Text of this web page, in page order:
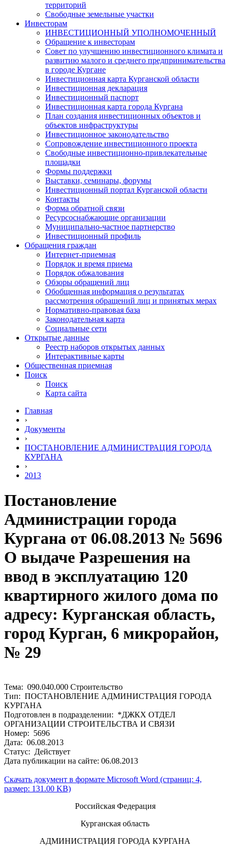
территорий
Свободные земельные участки
Инвесторам
ИНВЕСТИЦИОННЫЙ УПОЛНОМОЧЕННЫЙ
Обращение к инвесторам
Совет по улучшению инвестиционного климата и
развитию малого и среднего предпринимательства
в городе Кургане
Инвестиционная карта Курганской области
Инвестиционная декларация
Инвестиционный паспорт
Инвестиционная карта города Кургана
План создания инвестиционных объектов и
объектов инфраструктуры
Инвестиционное законодательство
Сопровождение инвестиционного проекта
Свободные инвестиционно-привлекательные
площадки
Формы поддержки
Выставки, семинары, форумы
Инвестиционный портал Курганской области
Контакты
Форма обратной связи
Ресурсоснабжающие организации
Муниципально-частное партнерство
Инвестиционный профиль
Обращения граждан
Интернет-приемная
Порядок и время приема
Порядок обжалования
Обзоры обращений лиц
Обобщенная информация о результатах
рассмотрения обращений лиц и принятых мерах
Нормативно-правовая база
Законодательная карта
Социальные сети
Открытые данные
Реестр наборов открытых данных
Интерактивные карты
Общественная приемная
Поиск
Поиск
Карта сайта
Главная
›
Документы
›
ПОСТАНОВЛЕНИЕ АДМИНИСТРАЦИЯ ГОРОДА
КУРГАНА
›
2013
Постановление
Администрации города
Кургана от 06.08.2013 № 5696
О выдаче Разрешения на
ввод в эксплуатацию 120
квартирного жилого дома по
адресу: Курганская область,
город Курган, 6 микрорайон,
№ 29
Тема: 090.040.000 Строительство
Тип: ПОСТАНОВЛЕНИЕ АДМИНИСТРАЦИЯ ГОРОДА
КУРГАНА
Подготовлен в подразделении: *ДЖКХ ОТДЕЛ
ОРГАНИЗАЦИИ СТРОИТЕЛЬСТВА И СВЯЗИ
Номер: 5696
Дата: 06.08.2013
Статус: Действует
Дата публикации на сайте: 06.08.2013
Скачать документ в формате Microsoft Word (страниц: 4,
размер: 131.00 KB)
Российская Федерация
Курганская область
АДМИНИСТРАЦИЯ ГОРОДА КУРГАНА